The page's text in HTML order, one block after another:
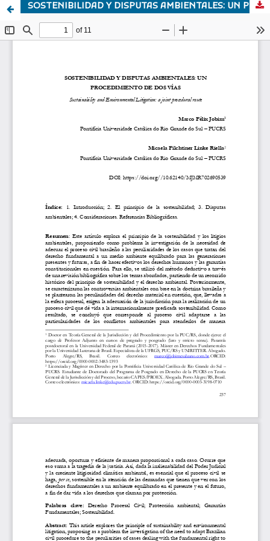
SOSTENIBILIDAD Y DISPUTAS AMBIENTALES: UN PROCEDIMIENTO DE DOS VÍAS